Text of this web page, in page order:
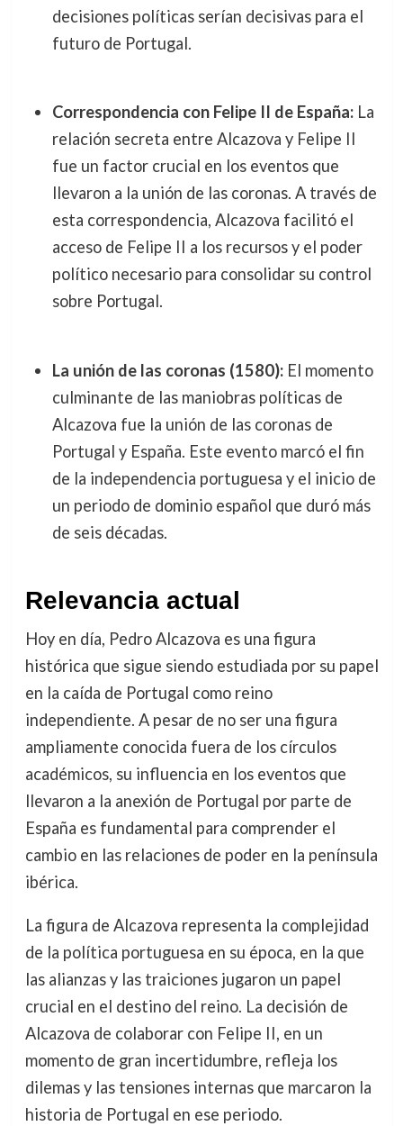
decisiones políticas serían decisivas para el
futuro de Portugal.
Correspondencia con Felipe II de España:La
relación secreta entre Alcazova y Felipe II
fue un factor crucial en los eventos que
llevaron a la unión de las coronas. A través de
esta correspondencia, Alcazova facilitó el
acceso de Felipe II a los recursos y el poder
político necesario para consolidar su control
sobre Portugal.
La unión de las coronas (1580):El momento
culminante de las maniobras políticas de
Alcazova fue la unión de las coronas de
Portugal y España. Este evento marcó el fin
de la independencia portuguesa y el inicio de
un periodo de dominio español que duró más
de seis décadas.
Relevancia actual
Hoy en día, Pedro Alcazova es una figura
histórica que sigue siendo estudiada por su papel
en la caída de Portugal como reino
independiente. A pesar de no ser una figura
ampliamente conocida fuera de los círculos
académicos, su influencia en los eventos que
llevaron a la anexión de Portugal por parte de
España es fundamental para comprender el
cambio en las relaciones de poder en la península
ibérica.
La figura de Alcazova representa la complejidad
de la política portuguesa en su época, en la que
las alianzas y las traiciones jugaron un papel
crucial en el destino del reino. La decisión de
Alcazova de colaborar con Felipe II, en un
momento de gran incertidumbre, refleja los
dilemas y las tensiones internas que marcaron la
historia de Portugal en ese periodo.